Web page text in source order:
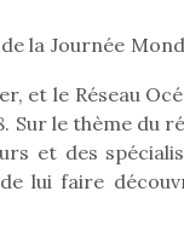
la Journée
et le Réseau
Sur le thème du
et des
lui faire